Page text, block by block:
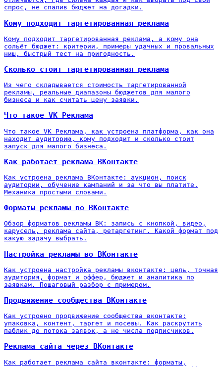
спрос, не спалив бюджет на догадки.
Кому подходит таргетированная реклама
Кому подходит таргетированная реклама, а кому она
сольёт бюджет: критерии, примеры удачных и провальных
ниш, быстрый тест на пригодность.
Сколько стоит таргетированная реклама
Из чего складывается стоимость таргетированной
рекламы, реальные диапазоны бюджетов для малого
бизнеса и как считать цену заявки.
Что такое VK Реклама
Что такое VK Реклама, как устроена платформа, как она
находит аудиторию, кому подходит и сколько стоит
запуск для малого бизнеса.
Как работает реклама ВКонтакте
Как устроена реклама ВКонтакте: аукцион, поиск
аудитории, обучение кампаний и за что вы платите.
Механика простыми словами.
Форматы рекламы во ВКонтакте
Обзор форматов рекламы ВК: запись с кнопкой, видео,
карусель, реклама сайта, ретаргетинг. Какой формат под
какую задачу выбрать.
Настройка рекламы во ВКонтакте
Как устроена настройка рекламы вконтакте: цель, точная
аудитория, формат и оффер, бюджет и аналитика по
заявкам. Пошаговый разбор с примером.
Продвижение сообщества ВКонтакте
Как устроено продвижение сообщества вконтакте:
упаковка, контент, таргет и посевы. Как раскрутить
паблик до потока заявок, а не числа подписчиков.
Реклама сайта через ВКонтакте
Как работает реклама сайта вконтакте: форматы,